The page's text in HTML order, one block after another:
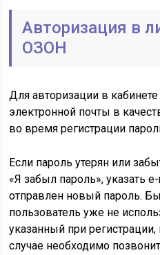
Авторизация в
ОЗОН
Для авторизации в
электронной почты в
во время регистрации
Если пароль утерян или
«Я забыл пароль», указать
отправлен новый пароль.
пользователь уже не
указанный при
случае необходимо